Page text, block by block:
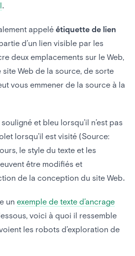
.
appelé étiquette de lien
d’un lien visible par les
deux emplacements sur le Web,
Web de la source, de sorte
vous emmener de la source à la
et bleu lorsqu’il n’est pas
lorsqu’il est visité (Source:
le style du texte et les
être modifiés et
de la conception du site Web.
un exemple de texte d’ancrage
voici à quoi il ressemble
les robots d’exploration de